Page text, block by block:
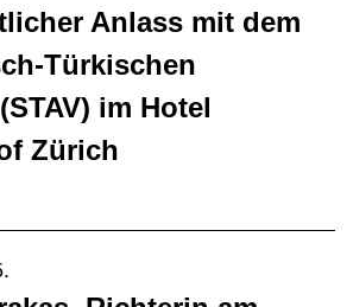
Anlass mit dem
Türkischen
im Hotel
Zürich